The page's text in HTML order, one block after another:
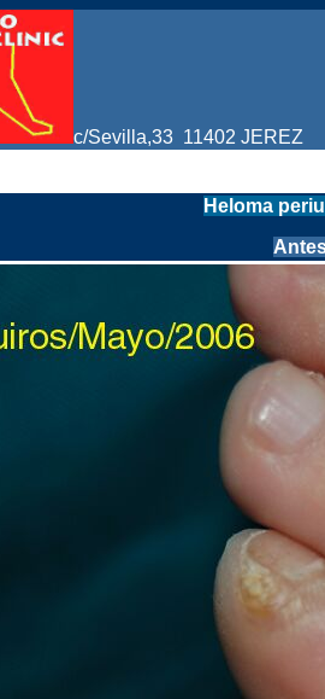
c/Sevilla,33 11402 JEREZ
Heloma